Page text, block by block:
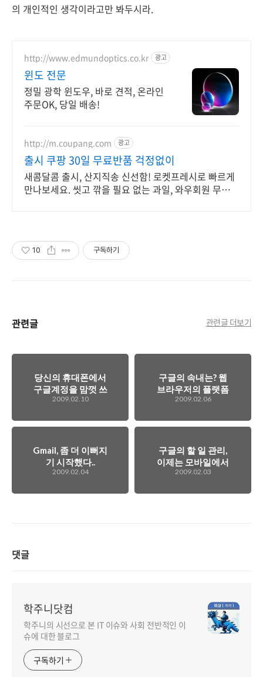
의 개인적인 생각이라고만 봐두시라.
http://www.edmundoptics.co.kr 광고
윈도 전문
정밀 광학 윈도우, 바로 견적, 온라인
주문OK, 당일 배송!
http://m.coupang.com 광고
출시 쿠팡 30일 무료반품 걱정없이
새콤달콤 출시, 산지직송 신선함! 로켓프레시로 빠르게
만나보세요. 씻고 깎을 필요 없는 과일, 와우회원 무료배
10 구독하기
관련글 관련글 더보기
당신의 휴대폰에서
구글계정을 맘껏 쓰
세요~ 구글싱크 런
2009.02.10
구글의 속내는? 웹
브라우저의 플랫폼
화로 온/오프라인을
2009.02.06
Gmail, 좀 더 이뻐지
기 시작했다..
2009.02.04
구글의 할 일 관리,
이제는 모바일에서
지원
2009.02.03
댓글
학주니닷컴
학주니의 시선으로 본 IT 이슈와 사회 전반적인 이
슈에 대한 블로그
구독하기